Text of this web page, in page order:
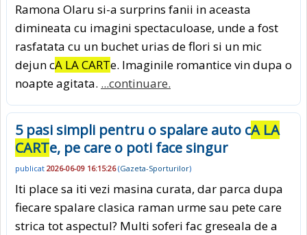
Ramona Olaru si-a surprins fanii in aceasta
dimineata cu imagini spectaculoase, unde a fost
rasfatata cu un buchet urias de flori si un mic
dejun cA LA CARTe. Imaginile romantice vin dupa o
noapte agitata. ...continuare.
5 pasi simpli pentru o spalare auto cA LA
CARTe, pe care o poti face singur
publicat 2026-06-09 16:15:26(Gazeta-Sporturilor)
Iti place sa iti vezi masina curata, dar parca dupa
fiecare spalare clasica raman urme sau pete care
strica tot aspectul? Multi soferi fac greseala de a